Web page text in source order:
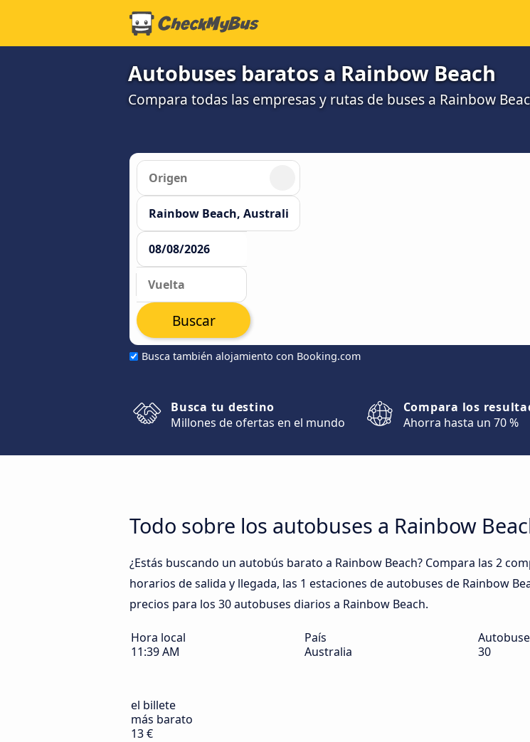
Autobuses baratos a Rainbow Beach
Compara todas las empresas y rutas de buses a Rainbow
Busca también alojamiento con Booking.com
Buscar
Busca tu destino
Millones de ofertas en el mundo
Compara los
Ahorra hasta un 70 %
Todo sobre los autobuses a Rainbow
¿Estás buscando un autobús barato a Rainbow Beach? Compara las 2
horarios de salida y llegada, las 1 estaciones de autobuses de Rainbow
precios para los 30 autobuses diarios a Rainbow Beach.
Hora local
11:39 AM
País
Australia
30
el billete
más barato
13 €